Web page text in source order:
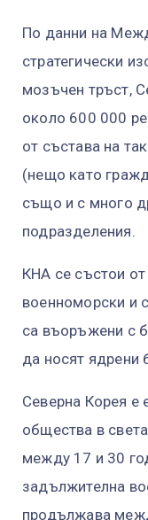
По данни на
стратегически
мозъчен тръст,
около 600 000
от състава на
(нещо като
също и с много
подразделения.
КНА се състои
военноморски и
са въоръжени с
да носят ядрени
Северна Корея е
общества в
между 17 и 30
задължителна
продължава